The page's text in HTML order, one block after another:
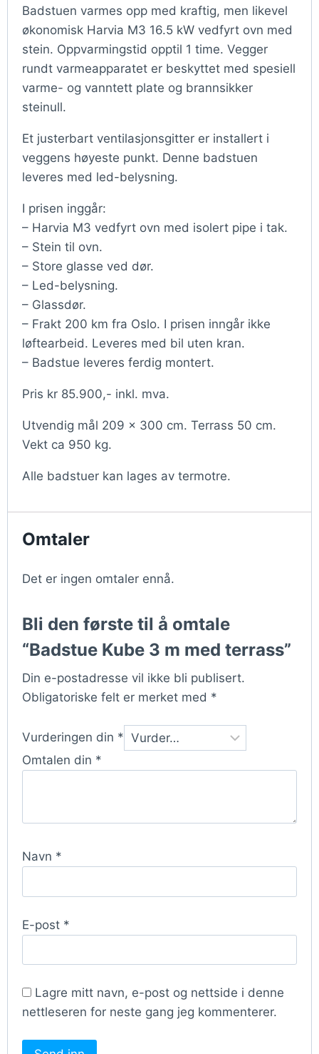
Badstuen varmes opp med kraftig, men likevel
økonomisk Harvia M3 16.5 kW vedfyrt ovn med
stein. Oppvarmingstid opptil 1 time. Vegger
rundt varmeapparatet er beskyttet med spesiell
varme- og vanntett plate og brannsikker
steinull.
Et justerbart ventilasjonsgitter er installert i
veggens høyeste punkt. Denne badstuen
leveres med led-belysning.
I prisen inggår:
– Harvia M3 vedfyrt ovn med isolert pipe i tak.
– Stein til ovn.
– Store glasse ved dør.
– Led-belysning.
– Glassdør.
– Frakt 200 km fra Oslo. I prisen inngår ikke
løftearbeid. Leveres med bil uten kran.
– Badstue leveres ferdig montert.
Pris kr 85.900,- inkl. mva.
Utvendig mål 209 x 300 cm. Terrass 50 cm.
Vekt ca 950 kg.
Alle badstuer kan lages av termotre.
Omtaler
Det er ingen omtaler ennå.
Bli den første til å omtale
“Badstue Kube 3 m med terrass”
Din e-postadresse vil ikke bli publisert.
Obligatoriske felt er merket med *
Vurderingen din *
Omtalen din *
Navn *
E-post *
Lagre mitt navn, e-post og nettside i denne
nettleseren for neste gang jeg kommenterer.